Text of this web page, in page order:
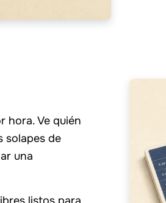
hora. Ve quién
solapes de
una